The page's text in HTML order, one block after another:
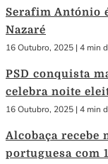
Serafim António
Nazaré
16 Outubro, 2025 | 4 min
PSD conquista
celebra noite
16 Outubro, 2025 | 4 min
Alcobaça recebe
portuguesa com